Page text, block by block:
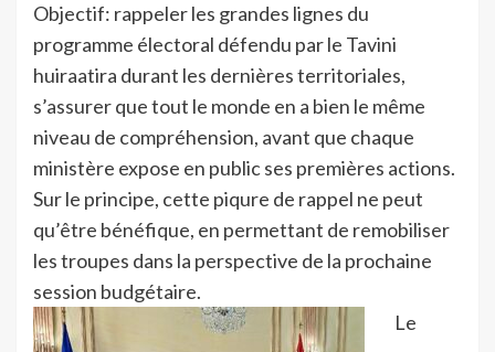
Objectif: rappeler les grandes lignes du
programme électoral défendu par le Tavini
huiraatira durant les dernières territoriales,
s’assurer que tout le monde en a bien le même
niveau de compréhension, avant que chaque
ministère expose en public ses premières actions.
Sur le principe, cette piqure de rappel ne peut
qu’être bénéfique, en permettant de remobiliser
les troupes dans la perspective de la prochaine
session budgétaire.
Le